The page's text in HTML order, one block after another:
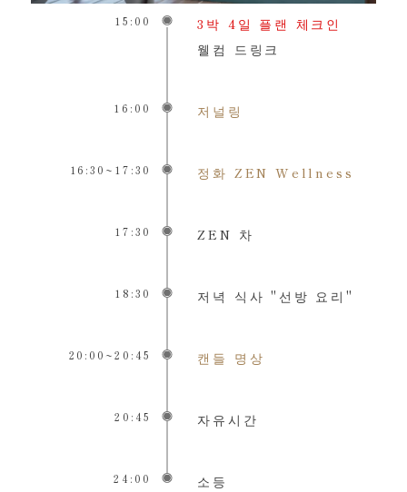
15:00
3박 4일 플랜 체크인
웰컴 드링크
16:00 저널링
16:30~17:30 정화 ZEN Wellness
17:30 ZEN 차
18:30 저녁 식사 "선방 요리"
20:00~20:45 캔들 명상
20:45 자유시간
24:00 소등